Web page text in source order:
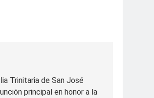
Trinitaria de San José
principal en honor a la